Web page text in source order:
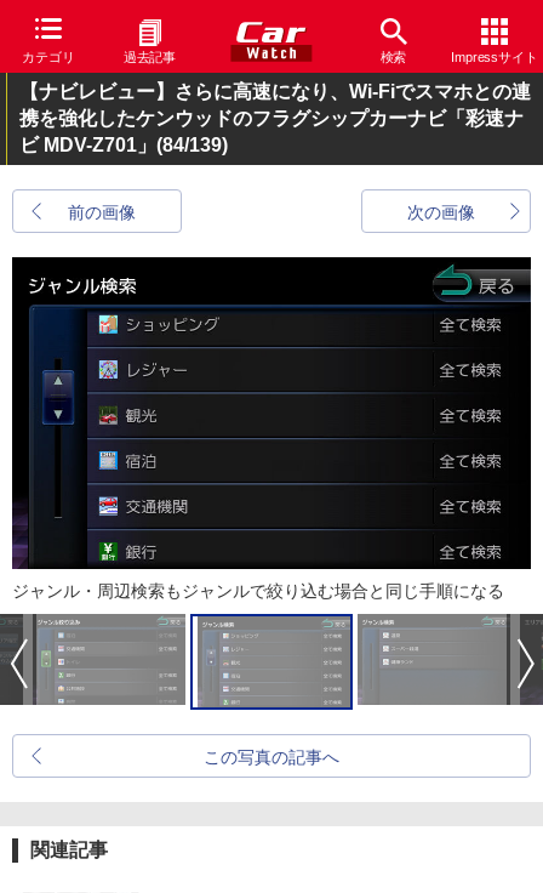
カテゴリ 過去記事 検索 Impressサイト
【ナビレビュー】さらに高速になり、Wi-Fiでスマホとの連
携を強化したケンウッドのフラグシップカーナビ「彩速ナ
ビ MDV-Z701」 (84/139)
前の画像 次の画像
ジャンル・周辺検索もジャンルで絞り込む場合と同じ手順になる
この写真の記事へ
関連記事